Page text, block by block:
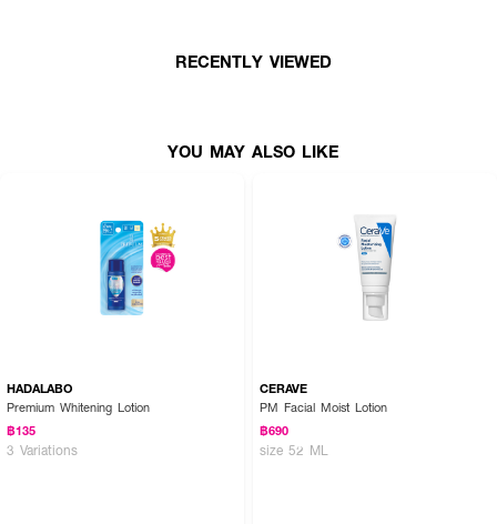
● ให้ผิวเรียบเนียน กระจ่างใส และแข็งแรง
● มีวิตามินซี 3 ชนิด ช่วยให้ผิวกระจ่างใส
● FDA Registration no. 10-2-6800042373
● นวดให้ซึมซาบลงสู่ผิวทั่วใบหน้า
● ใช้ได้ทั้งเช้า - เย็น
RECENTLY VIEWED
YOU MAY ALSO LIKE
HADALABO
Premium Whitening Lotion
฿135
3 Variations
CERAVE
PM Facial Moist Lotion
฿690
size 52 ML